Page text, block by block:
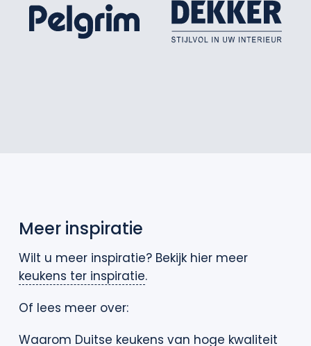
Meer inspiratie
Wilt u meer inspiratie? Bekijk hier meer
keukens ter inspiratie.
Of lees meer over:
Waarom Duitse keukens van hoge kwaliteit